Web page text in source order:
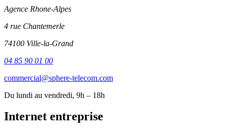
Agence Rhone-Alpes
4 rue Chantemerle
74100 Ville-la-Grand
04 85 90 01 00
commercial@sphere-telecom.com
Du lundi au vendredi, 9h – 18h
Internet entreprise